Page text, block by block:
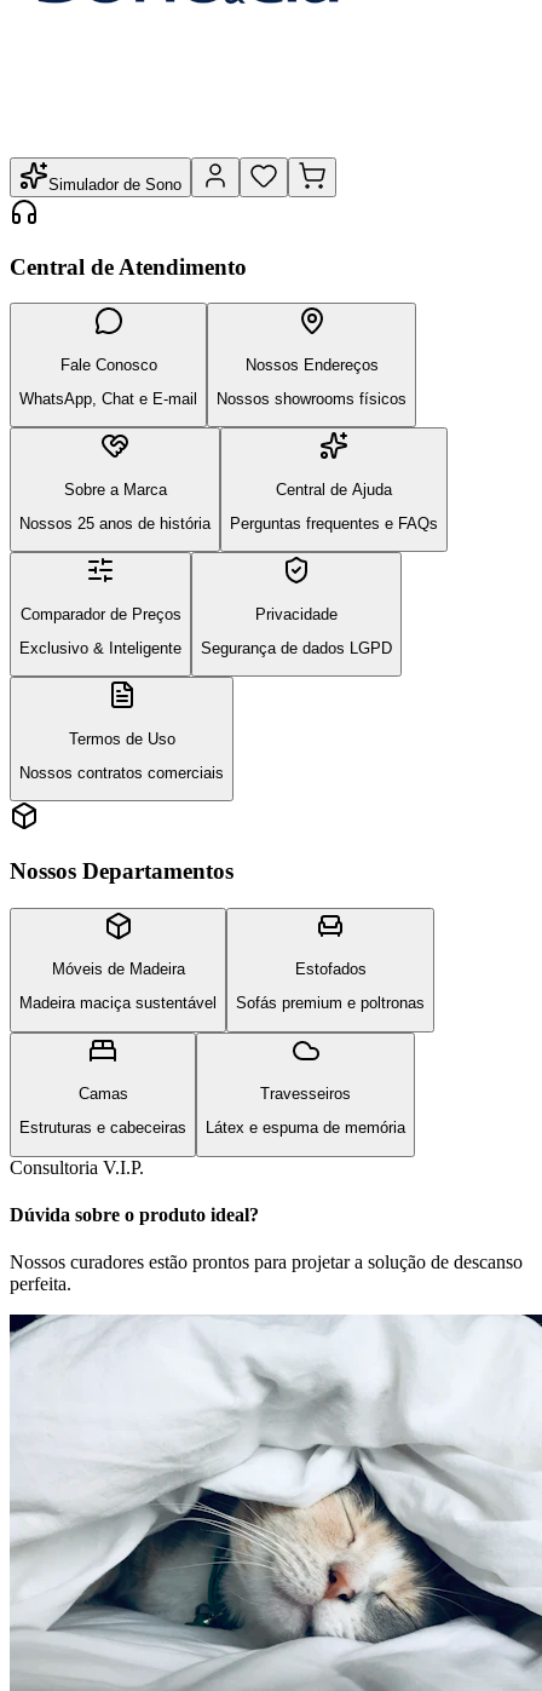
Simulador de Sono
Central de Atendimento
Fale Conosco
WhatsApp, Chat e E-mail
Nossos Endereços
Nossos showrooms físicos
Sobre a Marca
Nossos 25 anos de história
Central de Ajuda
Perguntas frequentes e FAQs
Comparador de Preços
Exclusivo & Inteligente
Privacidade
Segurança de dados LGPD
Termos de Uso
Nossos contratos comerciais
Nossos Departamentos
Móveis de Madeira
Madeira maciça sustentável
Estofados
Sofás premium e poltronas
Camas
Estruturas e cabeceiras
Travesseiros
Látex e espuma de memória
Consultoria V.I.P.
Dúvida sobre o produto ideal?
Nossos curadores estão prontos para projetar a solução de descanso
perfeita.